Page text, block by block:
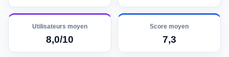
Utilisateurs moyen
8,0/10
Score moyen
7,3